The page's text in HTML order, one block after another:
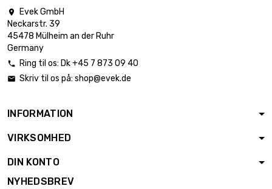
længde : 1 Meter
diameter : 0.3mm
længde : 2 Meter
længde : 5 Meter

Evek GmbH
Neckarstr. 39
45478 Mülheim an der Ruhr
Germany
 Ring til os: Dk +45 7 873 09 40
 Skriv til os på: shop@evek.de
INFORMATION
VIRKSOMHED
DIN KONTO
NYHEDSBREV